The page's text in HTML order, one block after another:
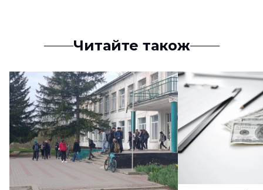
Читайте також